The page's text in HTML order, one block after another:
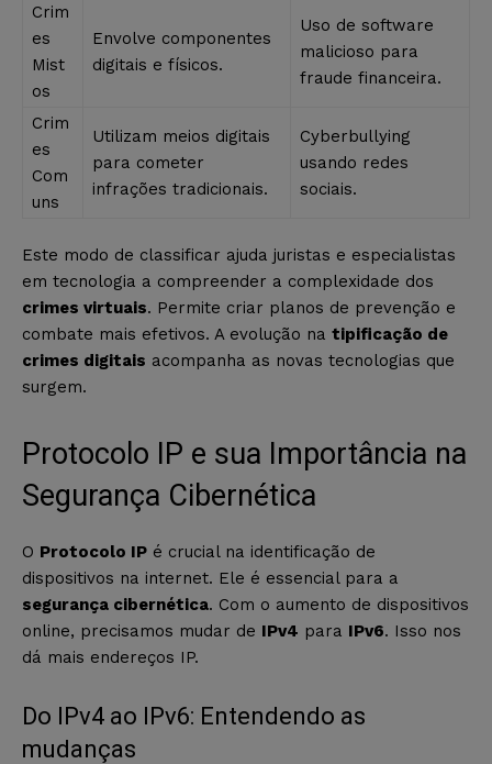
Crim
es
Mist
os
Envolve componentes
digitais e físicos.
Uso de software
malicioso para
fraude financeira.
Crim
es
Com
uns
Utilizam meios digitais
para cometer
infrações tradicionais.
Cyberbullying
usando redes
sociais.
Este modo de classificar ajuda juristas e especialistas
em tecnologia a compreender a complexidade dos
crimes virtuais. Permite criar planos de prevenção e
combate mais efetivos. A evolução na tipificação de
crimes digitais acompanha as novas tecnologias que
surgem.
Protocolo IP e sua Importância na
Segurança Cibernética
O Protocolo IP é crucial na identificação de
dispositivos na internet. Ele é essencial para a
segurança cibernética. Com o aumento de dispositivos
online, precisamos mudar de IPv4 para IPv6. Isso nos
dá mais endereços IP.
Do IPv4 ao IPv6: Entendendo as
mudanças